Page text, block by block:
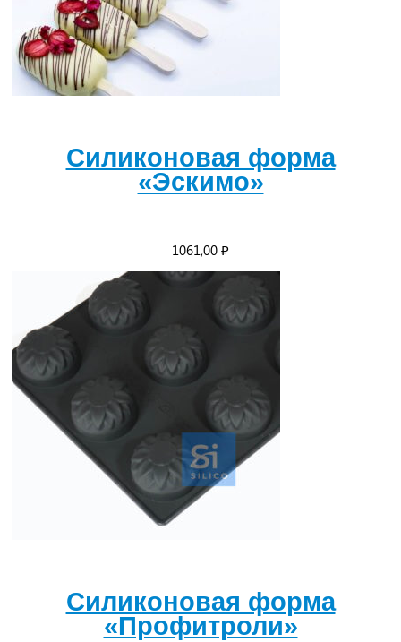
Силиконовая форма
«Эскимо»
1061,00 ₽
Силиконовая форма
«Профитроли»